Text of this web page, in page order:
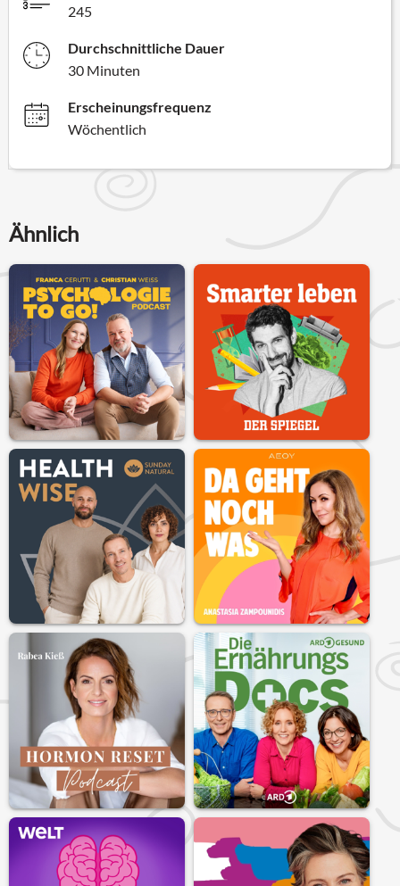
245
Durchschnittliche Dauer
30 Minuten
Erscheinungsfrequenz
Wöchentlich
Ähnlich